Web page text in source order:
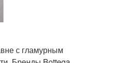
с гламурным